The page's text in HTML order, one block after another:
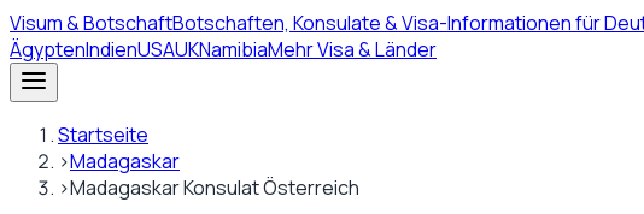
Visum& BotschaftBotschaften, Konsulate & Visa-Informationen für
ÄgyptenIndienUSAUKNamibiaMehr Visa & Länder
Startseite
›Madagaskar
›Madagaskar Konsulat Österreich